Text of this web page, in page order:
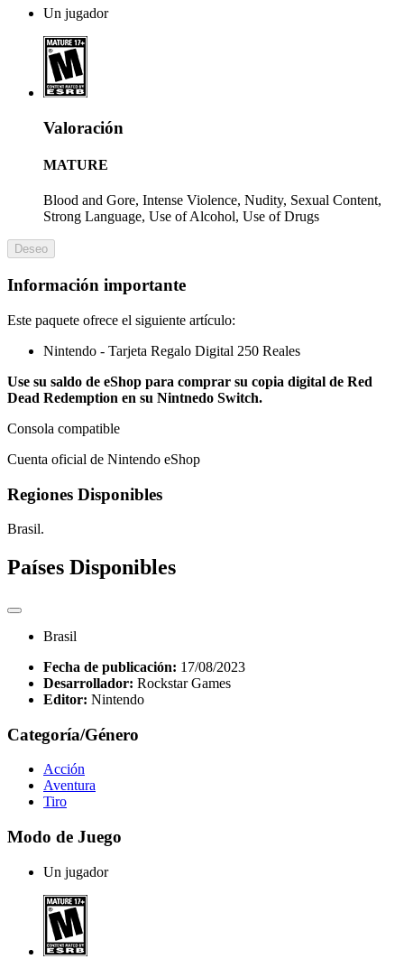
Un jugador
Valoración
MATURE
Blood and Gore, Intense Violence, Nudity, Sexual Content,
Strong Language, Use of Alcohol, Use of Drugs
Deseo
Información importante
Este paquete ofrece el siguiente artículo:
Nintendo - Tarjeta Regalo Digital 250 Reales
Use su saldo de eShop para comprar su copia digital de Red
Dead Redemption en su Nintnedo Switch.
Consola compatible
Cuenta oficial de Nintendo eShop
Regiones Disponibles
Brasil.
Países Disponibles
Brasil
Fecha de publicación: 17/08/2023
Desarrollador: Rockstar Games
Editor: Nintendo
Categoría/Género
Acción
Aventura
Tiro
Modo de Juego
Un jugador